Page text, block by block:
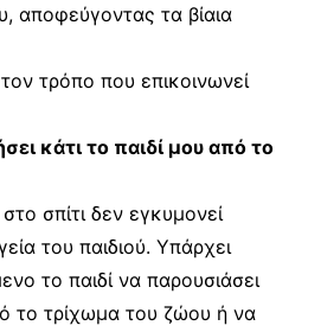
αποφεύγοντας τα βίαια
τρόπο που επικοινωνεί
κάτι το παιδί μου από το
σπίτι δεν εγκυμονεί
του παιδιού. Yπάρχει
το παιδί να παρουσιάσει
το τρίχωμα του ζώου ή να